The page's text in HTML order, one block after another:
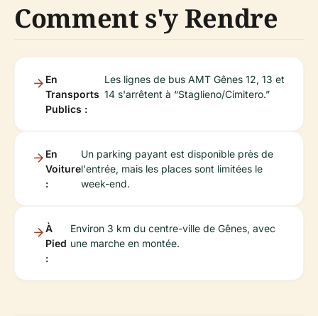
Comment s'y Rendre
En
Transports
Publics :
Les lignes de bus AMT Gênes 12, 13 et
14 s'arrêtent à “Staglieno/Cimitero.”
En
Voiture
:
Un parking payant est disponible près de
l'entrée, mais les places sont limitées le
week-end.
À
Pied
:
Environ 3 km du centre-ville de Gênes, avec
une marche en montée.